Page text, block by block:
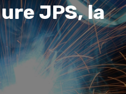
JPS, la